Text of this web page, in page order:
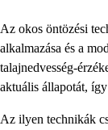
Az okos öntözési
alkalmazása és a
talajnedvesség-
aktuális állapotát,
Az ilyen technikák